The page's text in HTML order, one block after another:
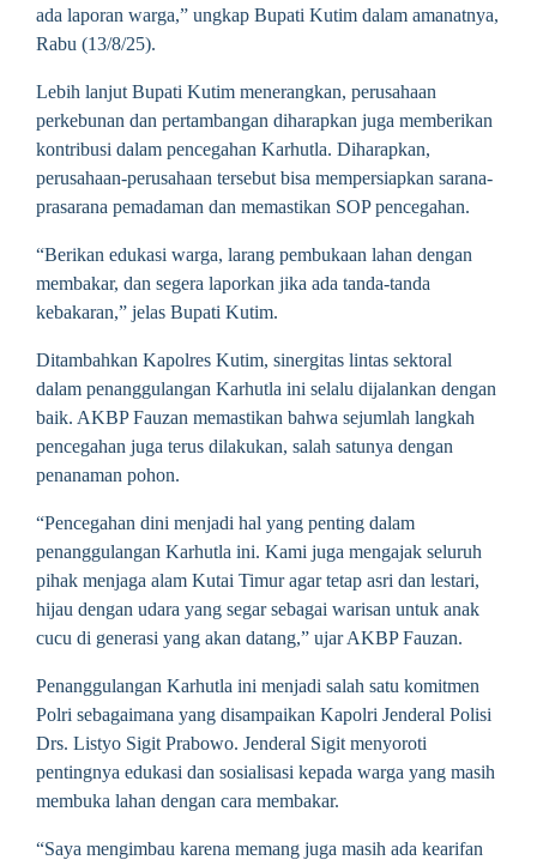
ada laporan warga,” ungkap Bupati Kutim dalam amanatnya,
Rabu (13/8/25).
Lebih lanjut Bupati Kutim menerangkan, perusahaan
perkebunan dan pertambangan diharapkan juga memberikan
kontribusi dalam pencegahan Karhutla. Diharapkan,
perusahaan-perusahaan tersebut bisa mempersiapkan sarana-
prasarana pemadaman dan memastikan SOP pencegahan.
“Berikan edukasi warga, larang pembukaan lahan dengan
membakar, dan segera laporkan jika ada tanda-tanda
kebakaran,” jelas Bupati Kutim.
Ditambahkan Kapolres Kutim, sinergitas lintas sektoral
dalam penanggulangan Karhutla ini selalu dijalankan dengan
baik. AKBP Fauzan memastikan bahwa sejumlah langkah
pencegahan juga terus dilakukan, salah satunya dengan
penanaman pohon.
“Pencegahan dini menjadi hal yang penting dalam
penanggulangan Karhutla ini. Kami juga mengajak seluruh
pihak menjaga alam Kutai Timur agar tetap asri dan lestari,
hijau dengan udara yang segar sebagai warisan untuk anak
cucu di generasi yang akan datang,” ujar AKBP Fauzan.
Penanggulangan Karhutla ini menjadi salah satu komitmen
Polri sebagaimana yang disampaikan Kapolri Jenderal Polisi
Drs. Listyo Sigit Prabowo. Jenderal Sigit menyoroti
pentingnya edukasi dan sosialisasi kepada warga yang masih
membuka lahan dengan cara membakar.
“Saya mengimbau karena memang juga masih ada kearifan